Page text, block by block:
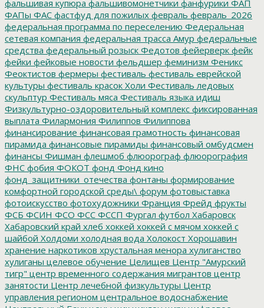
фальшивая купюра фальшивомонетчики фанфурики ФАП
ФАПы ФАС фастфуд для пожилых февраль февраль_2026
федеральная программа по переселению Федеральная
сетевая компания федеральная трасса Амур федеральные
средства федеральный розыск Федотов фейерверк фейк
фейки фейковые новости фельдшер феминизм Феникс
Феоктистов фермеры фестиваль фестиваль еврейской
культуры фестиваль красок Холи Фестиваль ледовых
скульптур Фестиваль мяса Фестиваль языка идиш
Физкультурно-оздоровительный комплекс фиксированная
выплата Филармония Филиппов Филиппова
финансирование финансовая грамотность финансовая
пирамида финансовые пирамиды финансовый омбудсмен
финансы Фишман флешмоб флюорограф флюорография
ФНС фобия ФОКОТ фонд Фонд кино
фонд_защитники_отечества фонтаны формирование
комфортной городской среды\ форум фотовыставка
фотоискусство фотохудожники Франция Фрейд фрукты
ФСБ ФСИН ФСО ФСС ФССП Фургал футбол Хабаровск
Хабаровский край хлеб хоккей хоккей с мячом хоккей с
шайбой Холдоми холодная вода Холокост Хорошавин
хранение наркотиков хрустальная менора хулиганство
хулиганы целевое обучение Целищев Центр "Амурский
тигр" центр временного содержания мигрантов центр
занятости Центр лечебной физкультуры Центр
управления регионом центральное водоснабжение